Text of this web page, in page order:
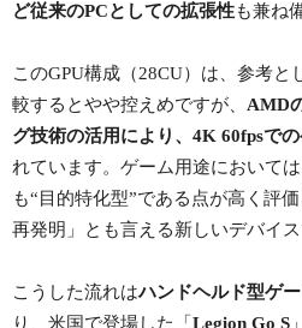
ど従来のPCとしての拡張性も兼ね
このGPU構成（28CU）は、参考と
較するとやや控えめですが、 AMD
グ技術の活用により、4K 60fpsで
れています。ゲーム用途において
も“目的特化型”である点が高く評
再発明」とも言える新しいデバイス
こうした流れはハンドヘルド型ゲ
り、米国で登場した「 Legion Go S